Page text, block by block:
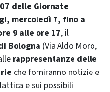
delle Giornate
mercoledì 7, fino a
9 alle ore 17, il
Bologna (Via Aldo Moro,
rappresentanze delle
che forniranno notizie e
e sui possibili